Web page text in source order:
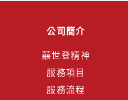
公司簡介
囍世登精神
服務項目
服務流程